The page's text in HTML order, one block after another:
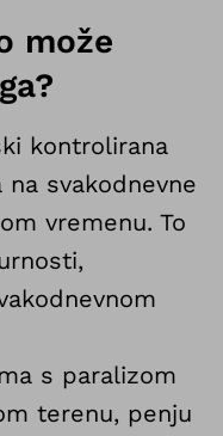
može
kontrolirana
svakodnevne
vremenu. To
s paralizom
terenu, penju